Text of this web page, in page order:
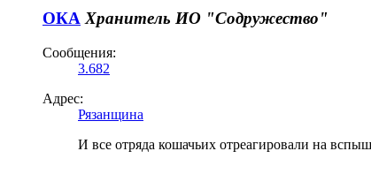
ОКА Хранитель ИО "Содружество"
Сообщения:
3.682
Адрес:
Рязанщина
И все отряда кошачьих отреагировали на